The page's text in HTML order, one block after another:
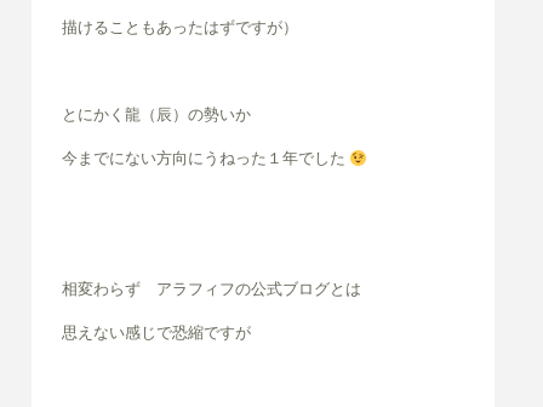
描けることもあったはずですが）
とにかく龍（辰）の勢いか
今までにない方向にうねった １年でした
相変わらず アラフィフの公式ブログとは
思えない感じで恐縮ですが